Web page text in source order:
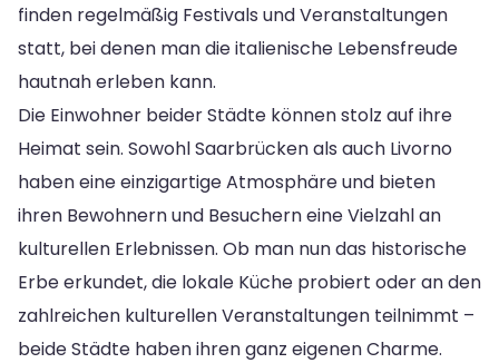
finden regelmäßig Festivals und Veranstaltungen
statt, bei denen man die italienische Lebensfreude
hautnah erleben kann.
Die Einwohner beider Städte können stolz auf ihre
Heimat sein. Sowohl Saarbrücken als auch Livorno
haben eine einzigartige Atmosphäre und bieten
ihren Bewohnern und Besuchern eine Vielzahl an
kulturellen Erlebnissen. Ob man nun das historische
Erbe erkundet, die lokale Küche probiert oder an den
zahlreichen kulturellen Veranstaltungen teilnimmt –
beide Städte haben ihren ganz eigenen Charme.